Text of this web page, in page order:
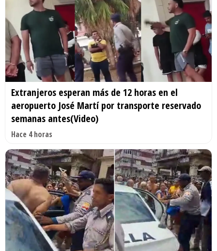
Extranjeros esperan más de 12 horas en el
aeropuerto José Martí por transporte reservado
semanas antes(Video)
Hace 4 horas